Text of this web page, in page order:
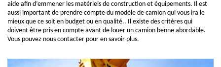
aide afin d’emmener les matériels de construction et équipements. Il est
aussi important de prendre compte du modèle de camion qui vous ira le
mieux que ce soit en budget ou en qualité.. Il existe des critères qui
doivent être pris en compte avant de louer un camion benne abordable.
Vous pouvez nous contacter pour en savoir plus.